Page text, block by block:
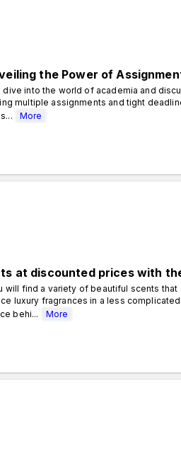
the Power of
into the world of academia and
multiple assignments and tight
More
at discounted prices with
will find a variety of beautiful scents
luxury fragrances in a less
behi...
More